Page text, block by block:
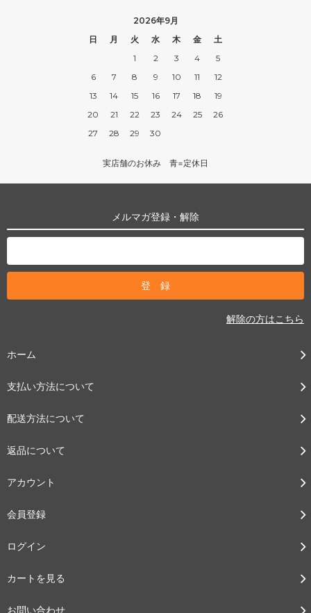
2026年9月
日
月 火 水 木 金
土
1
2 3 4
5
6
7 8 9 10 11
12
13
14 15 16 17 18
19
20
21 22 23 24 25
26
27
28 29 30
実店舗のお休み 青=定休日
メルマガ登録・解除
解除の方はこちら
ホーム
支払い方法について
配送方法について
返品について
アカウント
会員登録
ログイン
カートを見る
お問い合わせ